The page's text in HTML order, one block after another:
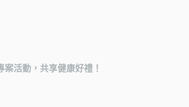
活動，共享健康好禮！